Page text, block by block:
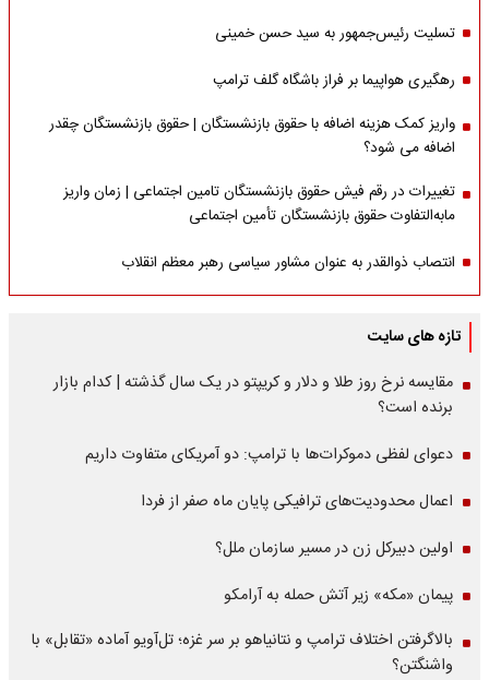
تسلیت رئیس‌جمهور به سید حسن خمینی
رهگیری هواپیما بر فراز باشگاه گلف ترامپ
واریز کمک هزینه اضافه با حقوق بازنشستگان | حقوق بازنشستگان چقدر
اضافه می شود؟
تغییرات در رقم فیش حقوق بازنشستگان تامین اجتماعی | زمان واریز
مابه‌التفاوت حقوق بازنشستگان تأمین اجتماعی
انتصاب ذوالقدر به عنوان مشاور سیاسی رهبر معظم انقلاب
تازه های سایت
مقایسه نرخ روز طلا و دلار و کریپتو در یک سال گذشته | کدام بازار
برنده است؟
دعوای لفظی دموکرات‌ها با ترامپ: دو آمریکای متفاوت داریم
اعمال محدودیت‌های ترافیکی پایان ماه صفر از فردا
اولین دبیرکل زن در مسیر سازمان‌ ملل؟
پیمان «مکه» زیر آتش حمله به آرامکو
بالاگرفتن اختلاف ترامپ و نتانیاهو بر سر غزه؛ تل‌آویو آماده «تقابل» با
واشنگتن؟